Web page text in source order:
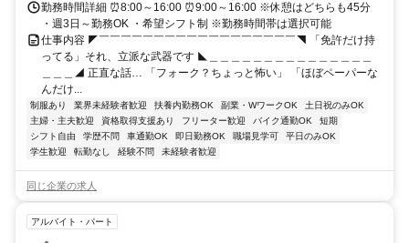
勤務時間詳細 ⏰8:00～16:00 ⏰9:00～16:00 ※休憩はどちらも45分
・週3日～勤務OK ・希望シフト制 ※勤務時間帯は選択可能
仕事内容 ◤￣￣￣￣￣￣￣￣￣￣￣￣￣￣￣￣￣￣◥ 「免許だけ持
ってる」それ、立派な武器です ◣＿＿＿＿＿＿＿＿＿＿＿＿＿＿＿
＿＿＿◢ 正直な話… 「フォーク？ちょっと怖い」 「ほぼペーパーな
んだけ...
制服あり 業界未経験者歓迎 扶養内勤務OK 副業・WワークOK
土日祝のみOK
主婦・主夫歓迎
資格取得支援あり フリーター歓迎 バイク通勤OK
短期
シフト自由
学歴不問 車通勤OK 即日勤務OK 職場見学可
平日のみOK
学生歓迎
転勤なし 経験不問 未経験者歓迎
同じ企業の求人
アルバイト・パート